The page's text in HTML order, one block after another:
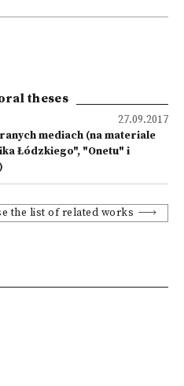
theses
27.09.2017
mediach (na materiale
Łódzkiego", "Onetu" i
the list of related works